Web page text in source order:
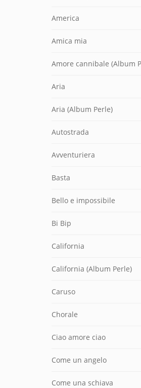
America
Amica mia
Amore cannibale (Album
Aria
Aria (Album Perle)
Autostrada
Avventuriera
Basta
Bello e impossibile
Bi Bip
California
California (Album Perle)
Caruso
Chorale
Ciao amore ciao
Come un angelo
Come una schiava